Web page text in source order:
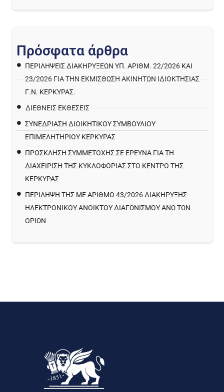
Πρόσφατα άρθρα
ΠΕΡΙΛΉΨΕΙΣ ΔΙΑΚΗΡΎΞΕΩΝ ΥΠ. ΑΡΙΘΜ. 22/2026 ΚΑΙ
23/2026 ΓΙΑ ΤΗΝ ΕΚΜΊΣΘΩΣΗ ΑΚΙΝΉΤΩΝ ΙΔΙΟΚΤΗΣΊΑΣ
Γ.Ν. ΚΈΡΚΥΡΑΣ.
ΔΙΕΘΝΕΙΣ ΕΚΘΕΣΕΙΣ
ΣΥΝΕΔΡΙΑΣΗ ΔΙΟΙΚΗΤΙΚΟΥ ΣΥΜΒΟΥΛΙΟΥ
ΕΠΙΜΕΛΗΤΗΡΙΟΥ ΚΕΡΚΥΡΑΣ
ΠΡΌΣΚΛΗΣΗ ΣΥΜΜΕΤΟΧΉΣ ΣΕ ΈΡΕΥΝΑ ΓΙΑ ΤΗ
ΔΙΑΧΕΊΡΙΣΗ ΤΗΣ ΚΥΚΛΟΦΟΡΊΑΣ ΣΤΟ ΚΈΝΤΡΟ ΤΗΣ
ΚΈΡΚΥΡΑΣ
ΠΕΡΙΛΗΨΗ ΤΗΣ ΜΕ ΑΡΙΘΜΟ 43/2026 ΔΙΑΚΗΡΥΞΗΣ
ΗΛΕΚΤΡΟΝΙΚΟΥ ΑΝΟΙΚΤΟΥ ΔΙΑΓΩΝΙΣΜΟΥ ΑΝΩ ΤΩΝ
ΟΡΙΩΝ